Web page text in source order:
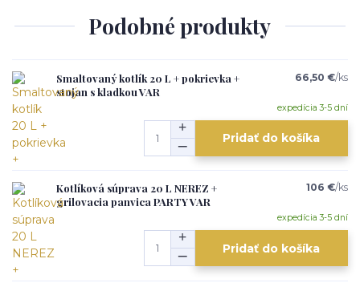
Podobné produkty
Smaltovaný kotlík 20 L + pokrievka +
stojan s kladkou VAR
66,50 €/ks
expedícia 3-5 dní
Pridať do košíka
Kotlíková súprava 20 L NEREZ +
grilovacia panvica PARTY VAR
106 €/ks
expedícia 3-5 dní
Pridať do košíka